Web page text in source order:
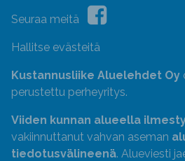
Seuraa meitä
Hallitse evästeitä
Kustannusliike Aluelehdet Oy
perustettu perheyritys.
Viiden kunnan alueella
vakiinnuttanut vahvan aseman
tiedotusvälineenä. Alueviesti